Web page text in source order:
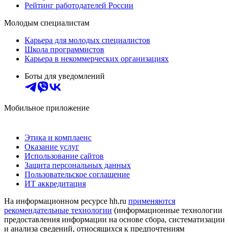
Рейтинг работодателей России
Молодым специалистам
Карьера для молодых специалистов
Школа программистов
Карьера в некоммерческих организациях
Боты для уведомлений
Мобильное приложение
Этика и комплаенс
Оказание услуг
Использование сайтов
Защита персональных данных
Пользовательское соглашение
ИТ аккредитация
На информационном ресурсе hh.ru применяются
рекомендательные технологии (информационные технологии
предоставления информации на основе сбора, систематизации
и анализа сведений, относящихся к предпочтениям